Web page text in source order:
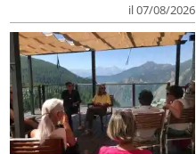
il 07/08/2026